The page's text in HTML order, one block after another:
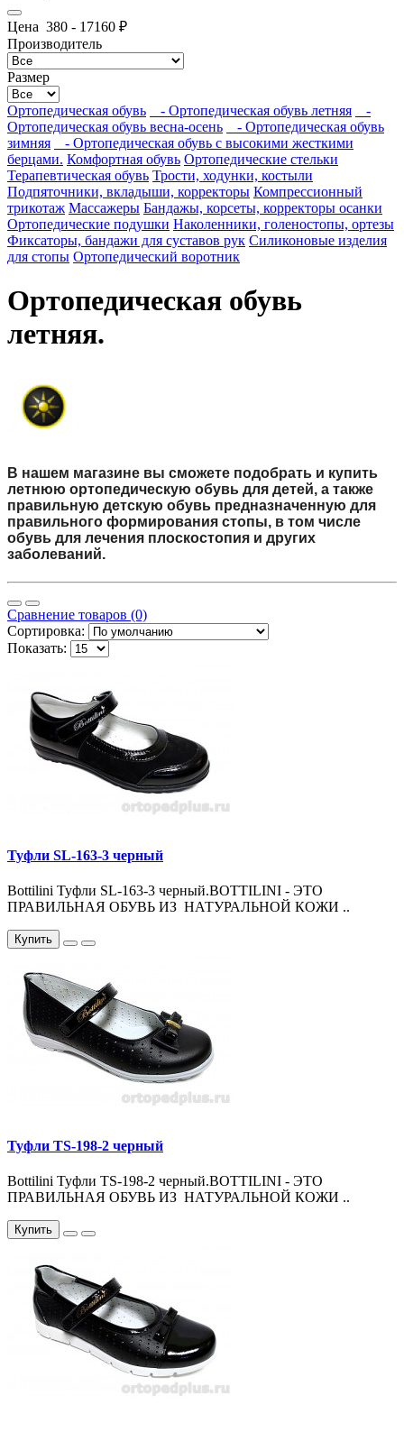
Цена 380 - 17160 ₽
Производитель
Размер
Ортопедическая обувь - Ортопедическая обувь летняя
-
Ортопедическая обувь весна-осень
- Ортопедическая обувь
зимняя
- Ортопедическая обувь с высокими жесткими
берцами. Комфортная обувь Ортопедические стельки
Терапевтическая обувь Трости, ходунки, костыли
Подпяточники, вкладыши, корректоры Компрессионный
трикотаж Массажеры Бандажы, корсеты, корректоры осанки
Ортопедические подушки Наколенники, голеностопы, ортезы
Фиксаторы, бандажи для суставов рук Силиконовые изделия
для стопы Ортопедический воротник
Ортопедическая обувь
летняя.
В нашем магазине вы сможете подобрать и купить
летнюю ортопедическую обувь для детей, а также
правильную детскую обувь предназначенную для
правильного формирования стопы, в том числе
обувь для лечения плоскостопия и других
заболеваний.
Сравнение товаров (0)
Сортировка:
Показать:
Туфли SL-163-3 черный
Bottilini Туфли SL-163-3 черный.BOTTILINI - ЭТО
ПРАВИЛЬНАЯ ОБУВЬ ИЗ НАТУРАЛЬНОЙ КОЖИ ..
Купить
Туфли TS-198-2 черный
Bottilini Туфли TS-198-2 черный.BOTTILINI - ЭТО
ПРАВИЛЬНАЯ ОБУВЬ ИЗ НАТУРАЛЬНОЙ КОЖИ ..
Купить